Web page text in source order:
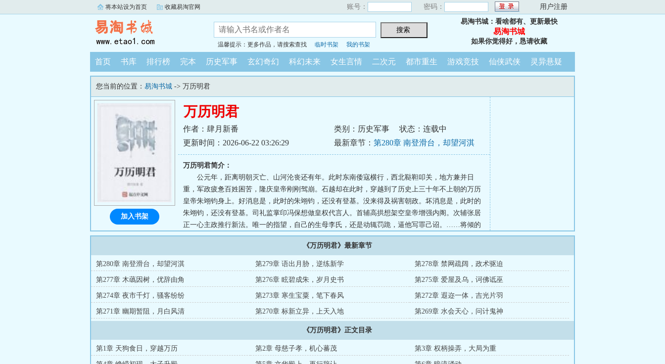
将本站设为首页 收藏易淘官网 账号： 密码： 用户注册
温馨提示：更多作品，请搜索查找 临时书架 我的书架
易淘书城：看啥都有、更新最快
易淘书城
如果你觉得好，恳请收藏
首页 书库 排行榜 完本 历史军事 玄幻奇幻 科幻未来 女生言情 二次元 都市重生 游戏竞技 仙侠武侠 灵异悬疑
您当前的位置： 易淘书城 -> 万历明君
万历明君
作者：肆月新番 类别：历史军事
状态：连载中
更新时间：2026-06-22 03:26:29
最新章节： 第280章 南登滑台，却望河淇
万历明君简介：
公元年，距离明朝灭亡、山河沦丧还有年。此时东南倭寇横行，西北鞑靼叩关，地方兼并日
重，军政疲惫百姓困苦，隆庆皇帝刚刚驾崩。石越却在此时，穿越到了历史上三十年不上朝的万历
皇帝朱翊钧身上。好消息是，此时的朱翊钧，还没有登基。没来得及祸害朝政。坏消息是，此时的
朱翊钧，还没有登基。司礼监掌印冯保想做皇权代言人。首辅高拱想架空皇帝增强内阁。次辅张居
正一心主政推行新法。唯一的指望，自己的生母李氏，还是动辄罚跪，逼他写罪己诏。……将倾的
大厦就在眼前，各方交错的中枢刀光剑影。天下兴亡，一代明君，他该如何作为？...
加入书架
《万历明君》最新章节
第280章 南登滑台，却望河淇 第279章 语出月胁，逆练新学 第278章 禁网疏阔，政术驱迫
第277章 木蘤因树，优辞由角 第276章 眩碧成朱，岁月史书 第275章 爱屋及乌，诃佛诋巫
第274章 夜市千灯，骚客纷纷 第273章 寒生宝粟，笔下春风 第272章 遐迩一体，吉光片羽
第271章 幽期暂阻，月白风清 第270章 标新立异，上天入地 第269章 水会天心，问计鬼神
《万历明君》正文目录
第1章 天狗食日，穿越万历 第2章 母慈子孝，机心蕃茂 第3章 权柄操弄，大局为重